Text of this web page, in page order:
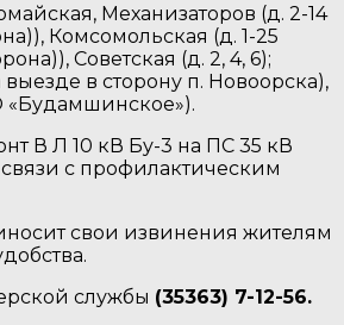
Механизаторов (д. 2-14
Комсомольская (д. 1-25
Советская (д. 2, 4, 6);
в сторону п. Новоорска),
В Л 10 кВ Бу-3 на ПС 35 кВ
с профилактическим
свои извинения жителям
службы (35363) 7-12-56.